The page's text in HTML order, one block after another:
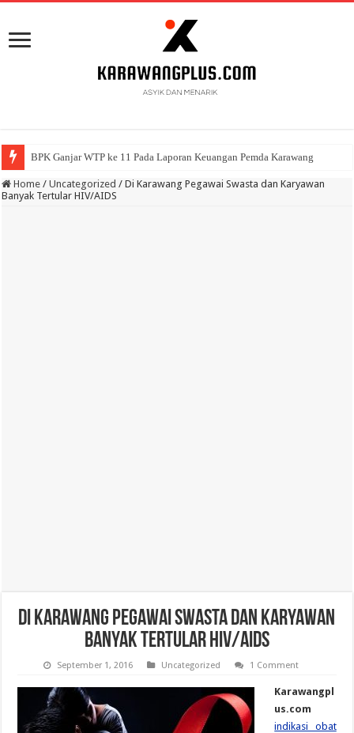
BPK Ganjar WTP ke 11 Pada Laporan Keuangan Pemda Karawang
Home / Uncategorized / Di Karawang Pegawai Swasta dan Karyawan
Banyak Tertular HIV/AIDS
Di Karawang Pegawai Swasta dan Karyawan
Banyak Tertular HIV/AIDS
September 1, 2016 Uncategorized 1 Comment
Karawangpl
us.com
indikasi obat